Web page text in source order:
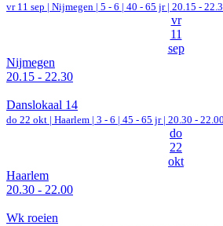
vr 11 sep | Nijmegen | 5 - 6 | 40 - 65 jr | 20.15 -
vr
11
sep
Nijmegen
20.15 - 22.30
Danslokaal 14
do 22 okt | Haarlem | 3 - 6 | 45 - 65 jr | 20.30 - 22.00
do
22
okt
Haarlem
20.30 - 22.00
Wk roeien